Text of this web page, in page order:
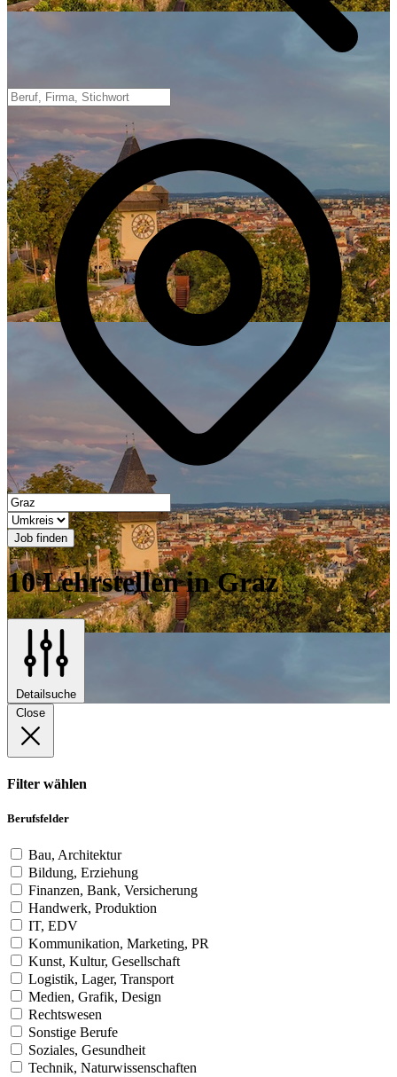
Job finden
10 Lehrstellen in Graz
Detailsuche
Close
Filter wählen
Berufsfelder
Bau, Architektur
Bildung, Erziehung
Finanzen, Bank, Versicherung
Handwerk, Produktion
IT, EDV
Kommunikation, Marketing, PR
Kunst, Kultur, Gesellschaft
Logistik, Lager, Transport
Medien, Grafik, Design
Rechtswesen
Sonstige Berufe
Soziales, Gesundheit
Technik, Naturwissenschaften